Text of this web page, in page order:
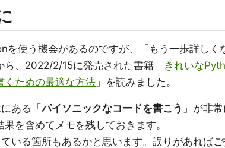
を使う機会があるのですが、「もう一歩詳しく
ら、2022/2/15に発売された書籍「 きれいな
くための最適な方法 」を読みました。
ある「パイソニックなコードを書こう 」が非
を含めてメモを残しておきます。
いる箇所もあるかと思います。誤りがあればご